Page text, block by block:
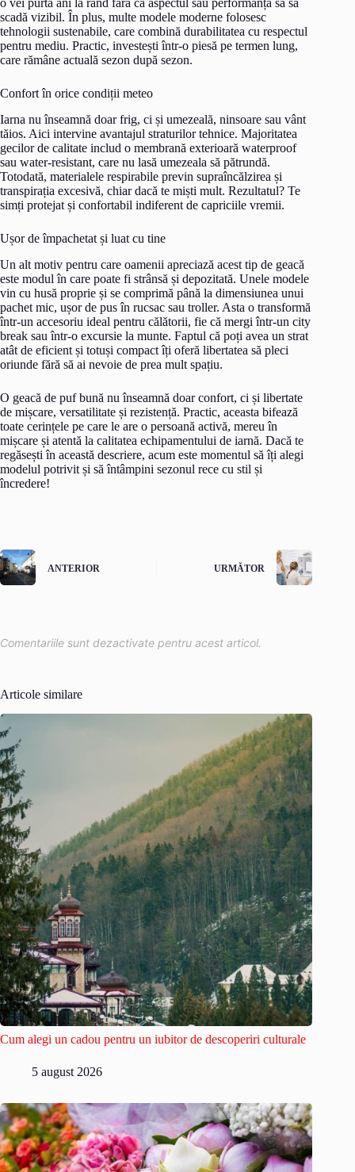
o vei purta ani la rând fără ca aspectul sau performanța sa să
scadă vizibil. În plus, multe modele moderne folosesc
tehnologii sustenabile, care combină durabilitatea cu respectul
pentru mediu. Practic, investești într-o piesă pe termen lung,
care rămâne actuală sezon după sezon.
Confort în orice condiții meteo
Iarna nu înseamnă doar frig, ci și umezeală, ninsoare sau vânt
tăios. Aici intervine avantajul straturilor tehnice. Majoritatea
gecilor de calitate includ o membrană exterioară waterproof
sau water-resistant, care nu lasă umezeala să pătrundă.
Totodată, materialele respirabile previn supraîncălzirea și
transpirația excesivă, chiar dacă te miști mult. Rezultatul? Te
simți protejat și confortabil indiferent de capriciile vremii.
Ușor de împachetat și luat cu tine
Un alt motiv pentru care oamenii apreciază acest tip de geacă
este modul în care poate fi strânsă și depozitată. Unele modele
vin cu husă proprie și se comprimă până la dimensiunea unui
pachet mic, ușor de pus în rucsac sau troller. Asta o transformă
într-un accesoriu ideal pentru călătorii, fie că mergi într-un city
break sau într-o excursie la munte. Faptul că poți avea un strat
atât de eficient și totuși compact îți oferă libertatea să pleci
oriunde fără să ai nevoie de prea mult spațiu.
O geacă de puf bună nu înseamnă doar confort, ci și libertate
de mișcare, versatilitate și rezistență. Practic, aceasta bifează
toate cerințele pe care le are o persoană activă, mereu în
mișcare și atentă la calitatea echipamentului de iarnă. Dacă te
regăsești în această descriere, acum este momentul să îți alegi
modelul potrivit și să întâmpini sezonul rece cu stil și
încredere!
ANTERIOR URMĂTOR
Comentariile sunt dezactivate pentru acest articol.
Articole similare
Cum alegi un cadou pentru un iubitor de descoperiri culturale
5 august 2026